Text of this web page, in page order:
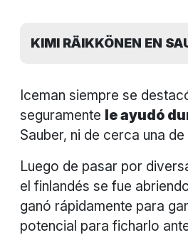
KIMI RÄIKKÖNEN EN
Iceman siempre se
seguramente le ayudó
Sauber, ni de cerca una
Luego de pasar por
el finlandés se fue
ganó rápidamente para
potencial para ficharlo